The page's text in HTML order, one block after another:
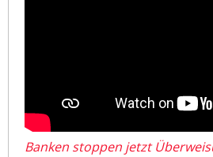
Banken stoppen jetzt